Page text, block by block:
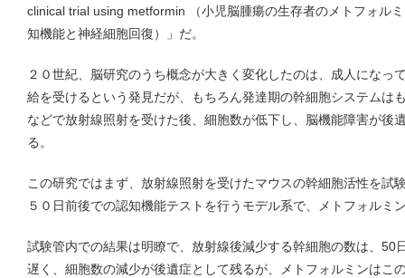
clinical trial using metformin （小児脳腫瘍の生存者のメトフォル
知機能と神経細胞回復）」だ。
２０世紀、脳研究のうち概念が大きく変化したのは、成人になっ
給を受けるという発見だが、もちろん発達期の幹細胞システムは
などで放射線照射を受けた後、細胞数が低下し、脳機能障害が後
る。
この研究ではまず、放射線照射を受けたマウスの幹細胞活性を試
５０日前後での認知機能テストを行うモデル系で、メトフォルミ
試験管内での結果は明瞭で、放射線後減少する幹細胞の数は、50
遅く、細胞数の減少が後遺症として残るが、メトフォルミンはこ